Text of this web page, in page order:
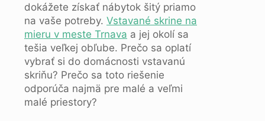
dokážete získať nábytok šitý priamo
na vaše potreby. Vstavané skrine na
mieru v meste Trnava a jej okolí sa
tešia veľkej obľube. Prečo sa oplatí
vybrať si do domácnosti vstavanú
skriňu? Prečo sa toto riešenie
odporúča najmä pre malé a veľmi
malé priestory?